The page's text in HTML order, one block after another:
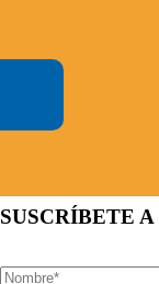
SUSCRÍBETE